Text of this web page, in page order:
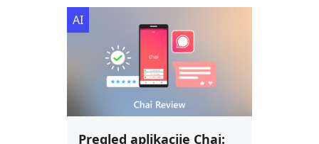
Pregled aplikacije Chai:
AI